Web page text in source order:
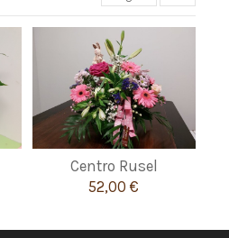
Centro Rusel
52,00 €